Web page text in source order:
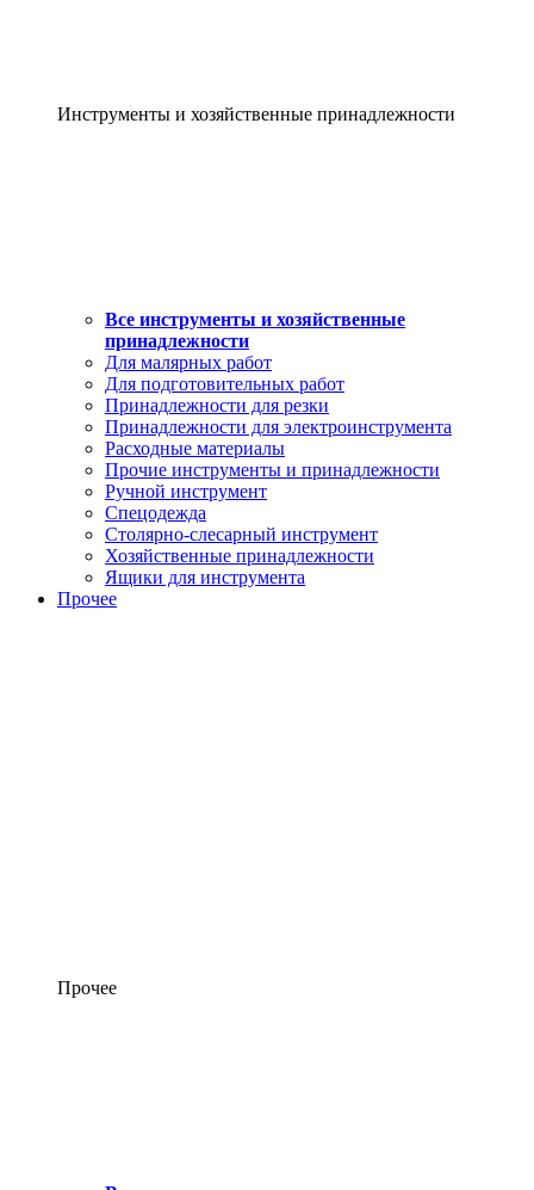
Инструменты и хозяйственные принадлежности
Все инструменты и хозяйственные
принадлежности
Для малярных работ
Для подготовительных работ
Принадлежности для резки
Принадлежности для электроинструмента
Расходные материалы
Прочие инструменты и принадлежности
Ручной инструмент
Спецодежда
Столярно-слесарный инструмент
Хозяйственные принадлежности
Ящики для инструмента
Прочее
Прочее